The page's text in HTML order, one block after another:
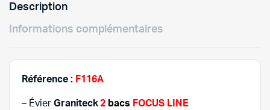
Description
Informations complémentaires
Référence : F116A
– Évier Graniteck 2 bacs FOCUS LINE